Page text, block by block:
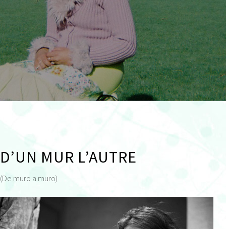
D’UN MUR L’AUTRE
(De muro a muro)